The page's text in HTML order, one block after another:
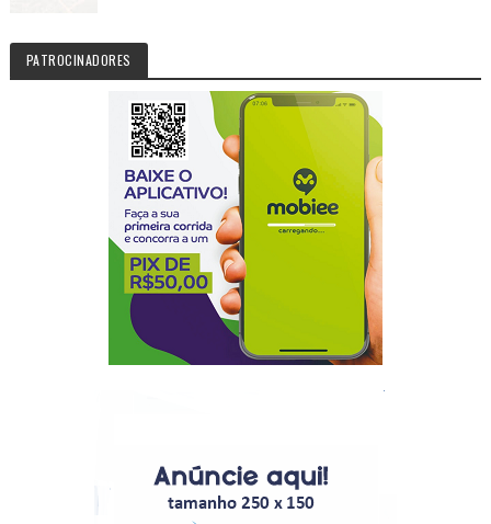
PATROCINADORES